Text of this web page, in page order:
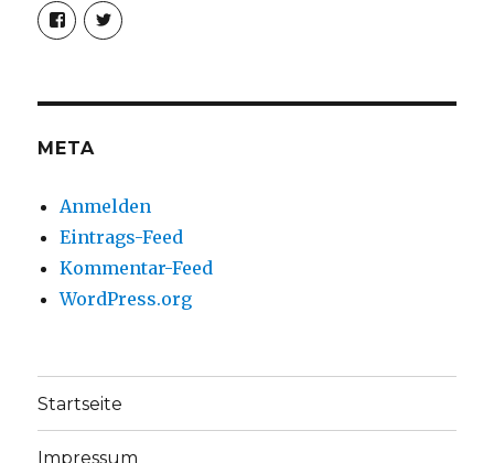
Profil
von
christoph.fleischer1
anzeigen
Profil
von
anzeigen
META
Anmelden
Eintrags-Feed
Kommentar-Feed
WordPress.org
Startseite
Impressum